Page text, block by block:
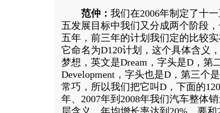
范仲： 我们在2006年制定了十
五发展目标中我们又分成两个阶段
五年，前三年的计划我们定的比较
它命名为D120计划，这个具体含义
梦想，英文是Dream，字头是D，第
Development，字头也是D，第三个
常巧，所以我们把它叫D，下面的
年、2007年到2008年我们汽车整体